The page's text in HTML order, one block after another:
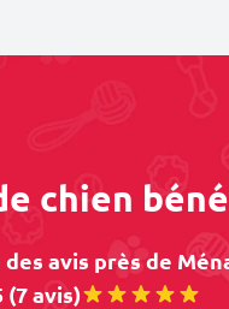
chien
avis près de
(7 avis)